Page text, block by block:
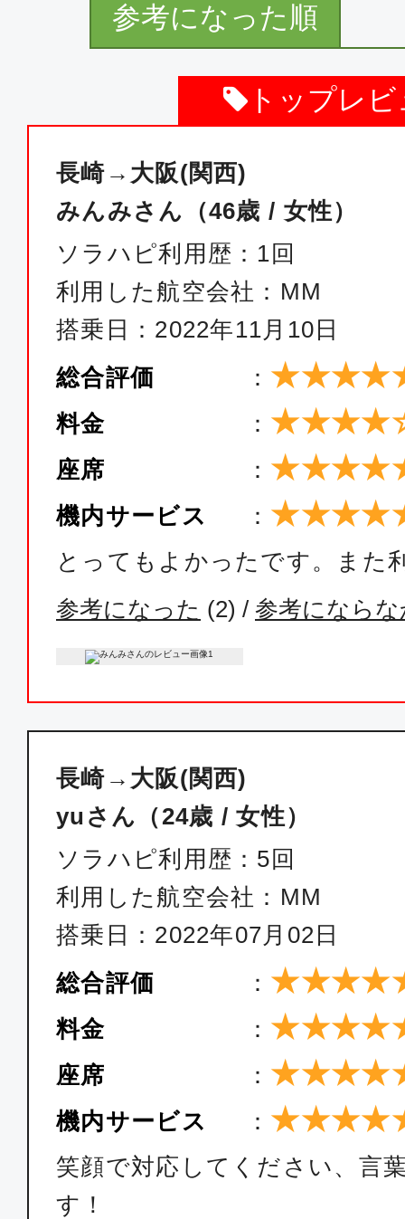
参考になった順
トップレビ
長崎→大阪(関西)
みんみさん（46歳 / 女性）
ソラハピ利用歴：1回
利用した航空会社：MM
搭乗日：2022年11月10日
総合評価
：
料金 ：
座席 ：
機内サービス ：
とってもよかったです。また
参考になった (2) / 参考になら
長崎→大阪(関西)
yuさん（24歳 / 女性）
ソラハピ利用歴：5回
利用した航空会社：MM
搭乗日：2022年07月02日
総合評価
：
料金 ：
座席 ：
機内サービス ：
笑顔で対応してください、言
す！